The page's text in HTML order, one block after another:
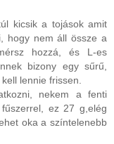
kicsik a tojások amit
hogy nem áll össze a
hozzá, és L-es
bizony egy sűrű,
lennie frissen.
nekem a fenti
ez 27 g,elég
oka a színtelenebb